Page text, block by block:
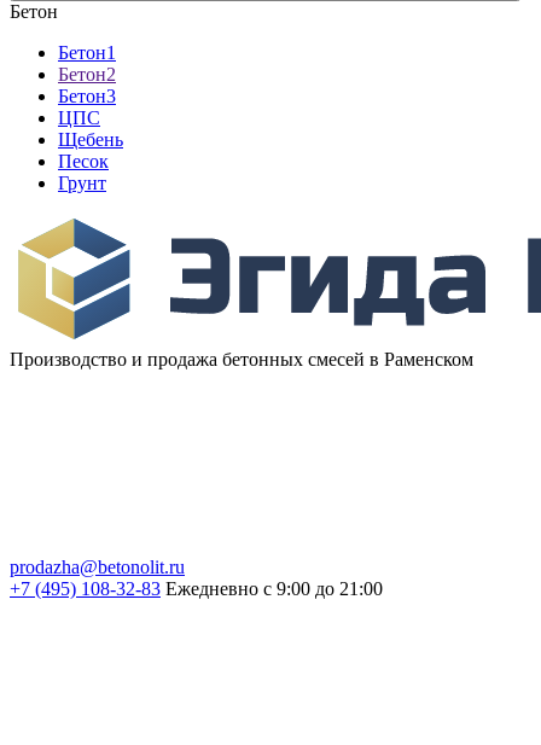
Бетон
Бетон1
Бетон2
Бетон3
ЦПС
Щебень
Песок
Грунт
Производство и продажа бетонных смесей в Раменском
prodazha@betonolit.ru
+7 (495) 108-32-83 Ежедневно с 9:00 до 21:00